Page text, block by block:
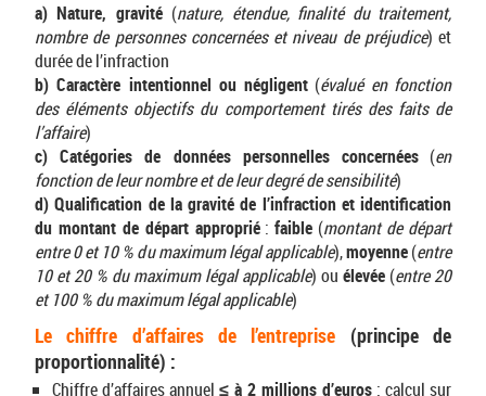
a) Nature, gravité (nature, étendue, finalité du traitement,
nombre de personnes concernées et niveau de préjudice) et
durée de l’infraction
b) Caractère intentionnel ou négligent (évalué en fonction
des éléments objectifs du comportement tirés des faits de
l’affaire)
c) Catégories de données personnelles concernées(en
fonction de leur nombre et de leur degré de sensibilité)
d) Qualification de la gravité de l’infraction et identification
du montant de départ approprié:faible (montant de départ
entre 0 et 10 % du maximum légal applicable),moyenne(entre
10 et 20 % du maximum légal applicable) ou élevée (entre 20
et 100 % du maximum légal applicable)
Le chiffre d’affaires de l’entreprise (principe de
proportionnalité) :
Chiffre d’affaires annuel ≤ à 2 millions d’euros : calcul sur